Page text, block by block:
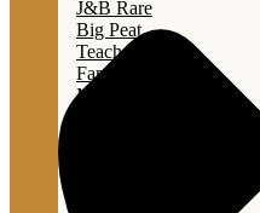
J&B Rare
Big Peat
Teacher's
Famous Grouse
Monkey Shouder